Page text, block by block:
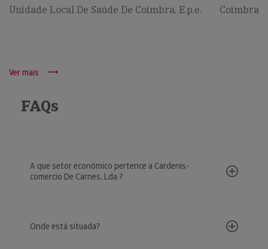
Unidade Local De Saúde De Coimbra, E.p.e. Coimbra
Ver mais
FAQs
A que setor económico pertence a Cardenis-
comercio De Carnes, Lda.?
Onde está situada?